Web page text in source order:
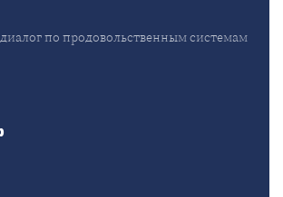
по продовольственным системам